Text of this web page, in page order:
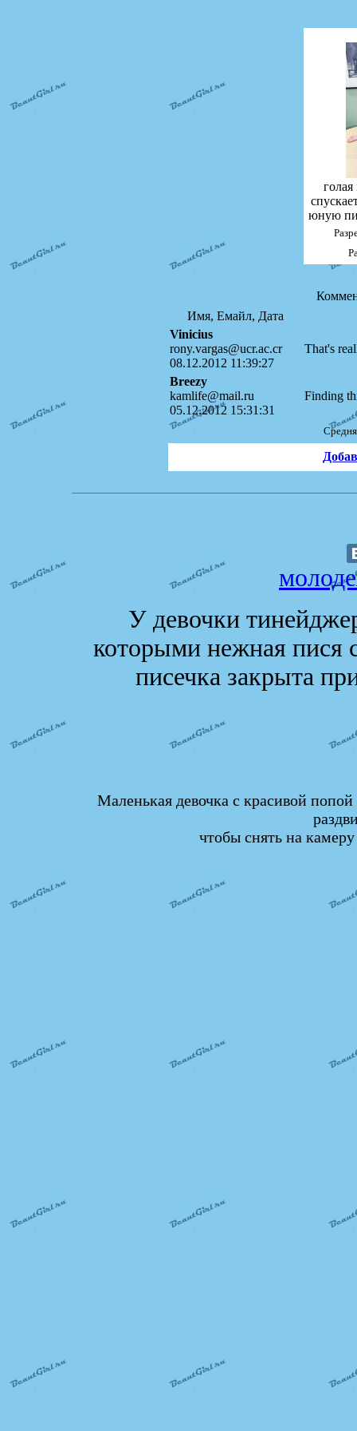
голая
юную
Имя, Емайл, Дата
Vinicius
rony.vargas@ucr.ac.cr
08.12.2012 11:39:27
That's
Breezy
kamlife@mail.ru
05.12.2012 15:31:31
Finding
У девочки
которыми нежная пися
писечка закрыта
Маленькая девочка с красивой
чтобы снять на